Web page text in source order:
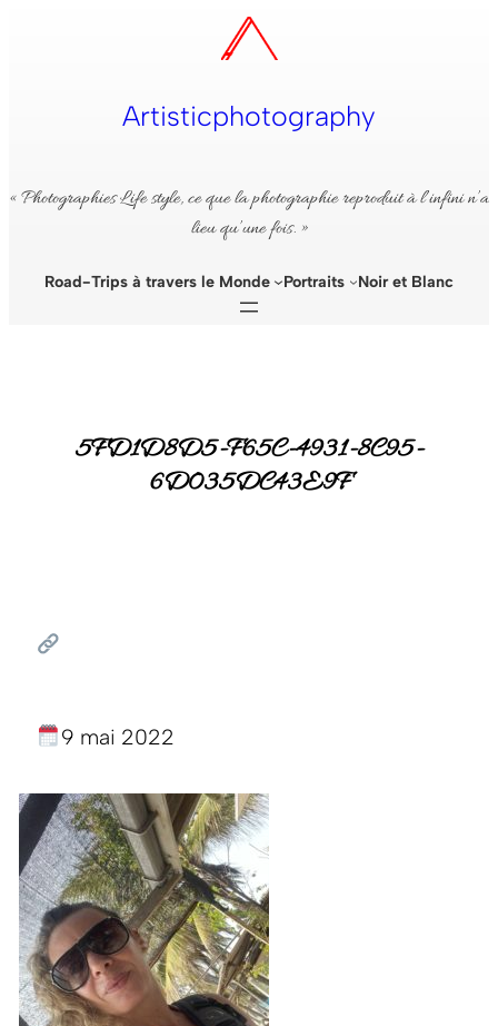
Artisticphotography
« Photographies Life style, ce que la photographie reproduit à l’infini n’a
lieu qu’une fois. »
Road-Trips à travers le Monde Portraits Noir et Blanc
5FD1D8D5-F65C-4931-8C95-
6D035DC43E9F
9 mai 2022